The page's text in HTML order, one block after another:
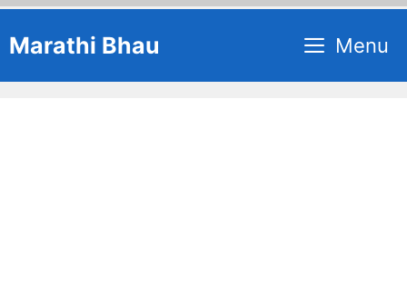
toMarathi Bhau Menu